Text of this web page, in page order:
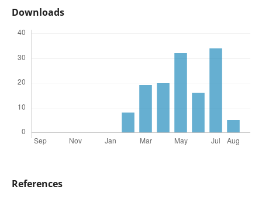
Downloads
References